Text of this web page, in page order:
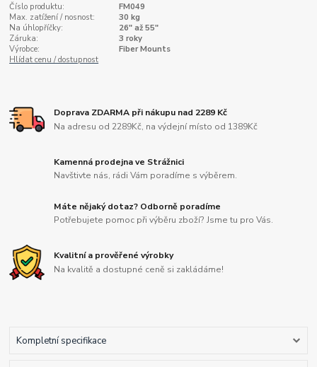
Číslo produktu:
FM049
Max. zatížení / nosnost:
30 kg
Na úhlopříčky:
26" až 55"
Záruka:
3 roky
Výrobce:
Fiber Mounts
Hlídat cenu / dostupnost
Doprava ZDARMA při nákupu nad 2289 Kč
Na adresu od 2289Kč, na výdejní místo od 1389Kč
Kamenná prodejna ve Strážnici
Navštivte nás, rádi Vám poradíme s výběrem.
Máte nějaký dotaz? Odborně poradíme
Potřebujete pomoc při výběru zboží? Jsme tu pro Vás.
Kvalitní a prověřené výrobky
Na kvalitě a dostupné ceně si zakládáme!
Kompletní specifikace